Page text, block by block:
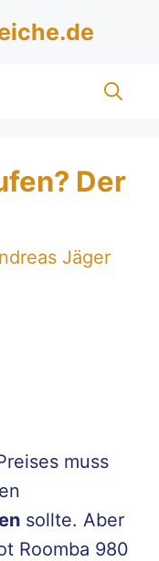
Der
Jäger
muss
sollte. Aber
Roomba 980